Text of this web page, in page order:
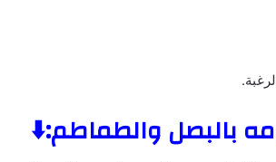
بالبصل والطماطم:⬇️